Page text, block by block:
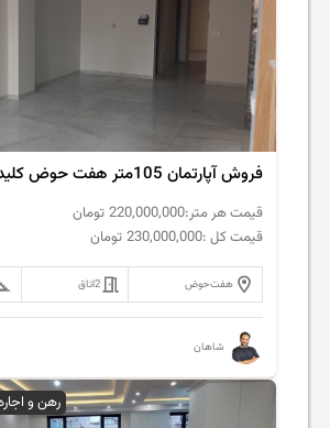
فروش آپارتمان 105متر هفت حوض کلید نخورده
قیمت هر متر:220,000,000 تومان
قیمت کل :230,000,000 تومان
هفت‌حوض 2اتاق
شاهان
رهن و